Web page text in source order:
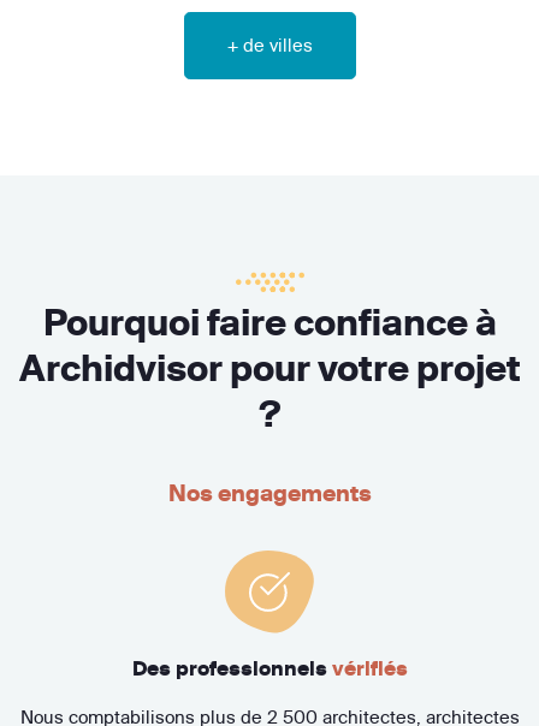
+ de villes
Pourquoi faire confiance à
Archidvisor pour votre projet
?
Nos engagements
Des professionnels vérifiés
Nous comptabilisons plus de 2 500 architectes, architectes